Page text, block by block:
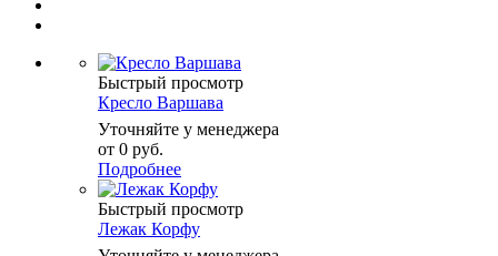
Быстрый просмотр
Кресло Варшава
Уточняйте у менеджера
от 0 руб.
Подробнее
Быстрый просмотр
Лежак Корфу